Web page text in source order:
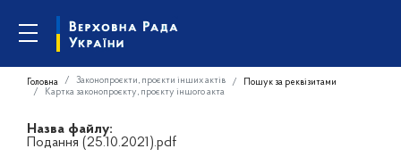
Головна Законопроєкти, проєкти інших актів
Пошук за реквізитами
Картка законопроєкту, проєкту іншого акта
Назва файлу:
Подання (25.10.2021).pdf